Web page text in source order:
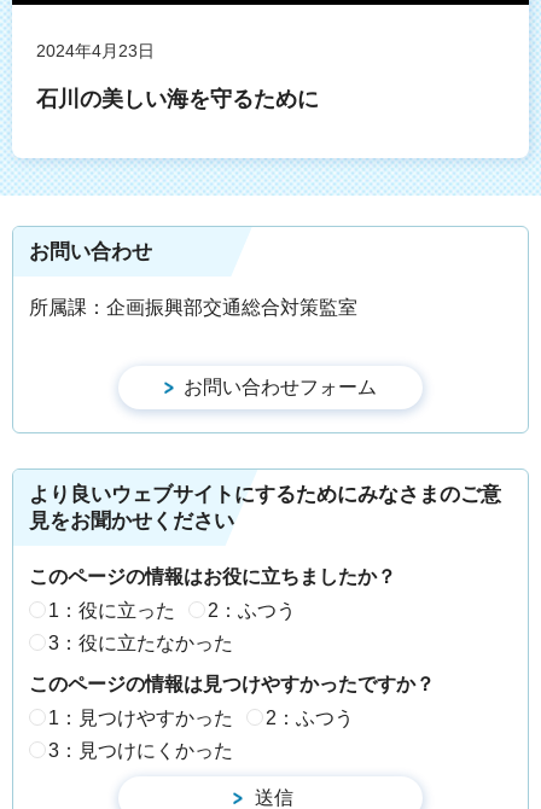
2024年4月23日
石川の美しい海を守るために
お問い合わせ
所属課：企画振興部交通総合対策監室
より良いウェブサイトにするためにみなさまのご意
見をお聞かせください
このページの情報はお役に立ちましたか？
1：役に立った
2：ふつう
3：役に立たなかった
このページの情報は見つけやすかったですか？
1：見つけやすかった
2：ふつう
3：見つけにくかった